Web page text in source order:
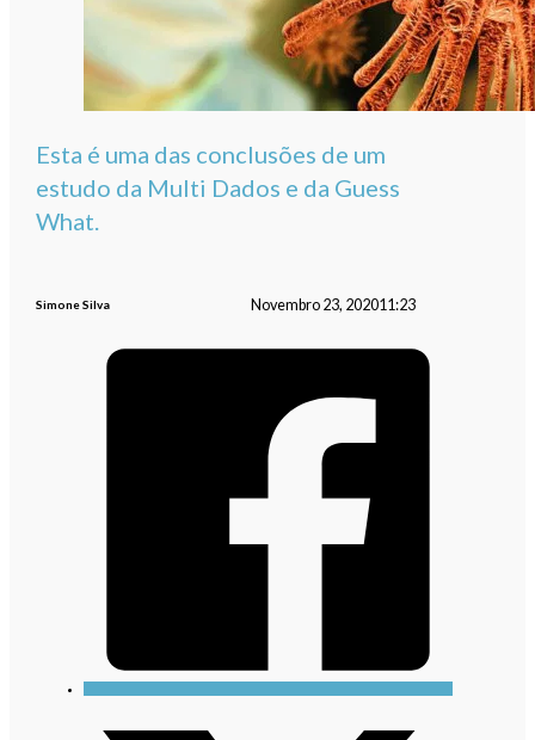
Esta é uma das conclusões de um
estudo da Multi Dados e da Guess
What.
Simone Silva Novembro 23, 202011:23